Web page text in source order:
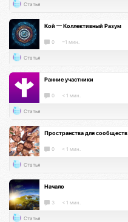
Статья
Кой — Коллективный Разум
0 ~1 мин.
Статья
Ранние участники
0 < 1 мин.
Статья
Пространства для сообществ
0 < 1 мин.
Статья
Начало
3 < 1 мин.
Статья